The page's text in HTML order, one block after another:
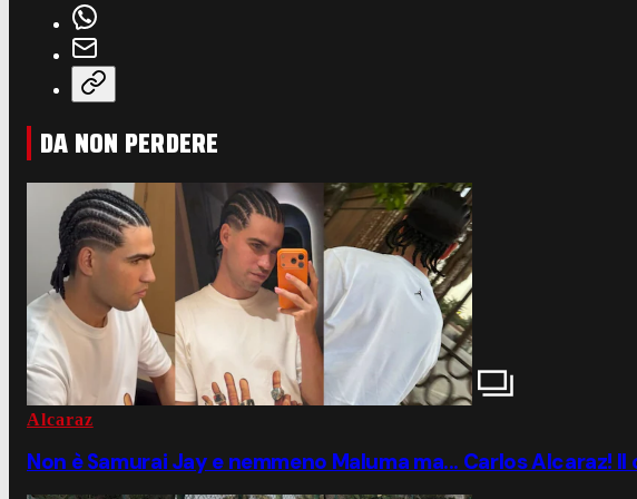
DA NON PERDERE
Alcaraz
Non è Samurai Jay e nemmeno Maluma ma... Carlos